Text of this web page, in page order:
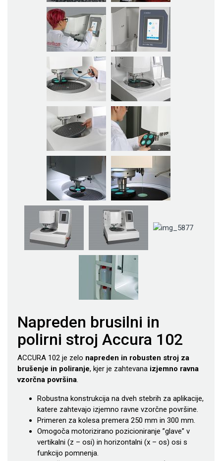
Napreden brusilni in
polirni stroj Accura 102
ACCURA 102 je zelo napreden in robusten stroj za
brušenje in poliranje, kjer je zahtevana izjemno ravna
vzorčna površina.
Robustna konstrukcija na dveh stebrih za aplikacije,
katere zahtevajo izjemno ravne vzorčne površine.
Primeren za kolesa premera 250 mm in 300 mm.
Omogoča motorizirano pozicioniranje ”glave” v
vertikalni (z – osi) in horizontalni (x – os) osi s
funkcijo pomnenja.